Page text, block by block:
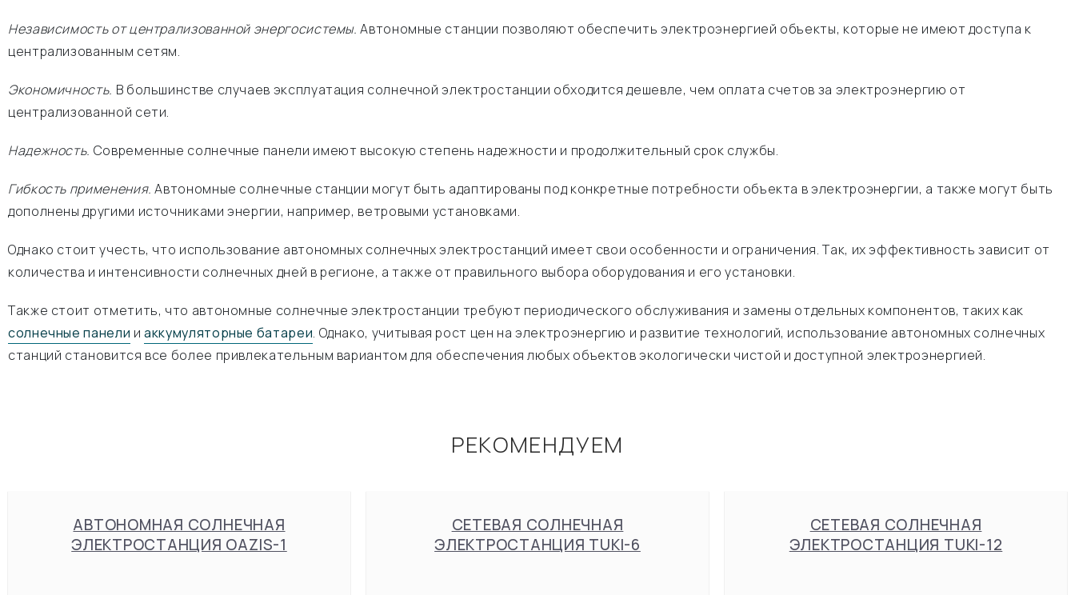
Независимость от централизованной энергосистемы.Автономные станции позволяют обеспечить электроэнергией объекты, которые не имеют доступа к
централизованным сетям.
Экономичность. В большинстве случаев эксплуатация солнечной электростанции обходится дешевле, чем оплата счетов за электроэнергию от
централизованной сети.
Надежность. Современные солнечные панели имеют высокую степень надежности и продолжительный срок службы.
Гибкость применения. Автономные солнечные станции могут быть адаптированы под конкретные потребности объекта в электроэнергии, а также могут быть
дополнены другими источниками энергии, например, ветровыми установками.
Однако стоит учесть, что использование автономных солнечных электростанций имеет свои особенности и ограничения. Так, их эффективность зависит от
количества и интенсивности солнечных дней в регионе, а также от правильного выбора оборудования и его установки.
Также стоит отметить, что автономные солнечные электростанции требуют периодического обслуживания и замены отдельных компонентов, таких как
солнечные панели иаккумуляторные батареи. Однако, учитывая рост цен на электроэнергию и развитие технологий, использование автономных солнечных
станций становится все более привлекательным вариантом для обеспечения любых объектов экологически чистой и доступной электроэнергией.
РЕКОМЕНДУЕМ
АВТОНОМНАЯ СОЛНЕЧНАЯ
ЭЛЕКТРОСТАНЦИЯ OAZIS-1
СЕТЕВАЯ СОЛНЕЧНАЯ
ЭЛЕКТРОСТАНЦИЯ TUKI-6
СЕТЕВАЯ СОЛНЕЧНАЯ
ЭЛЕКТРОСТАНЦИЯ TUKI-12